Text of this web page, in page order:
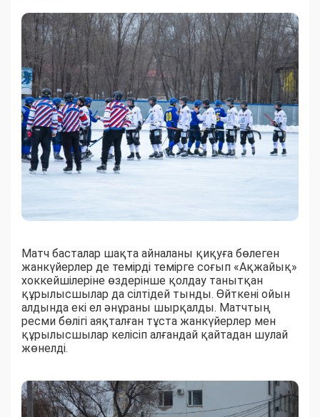
Матч басталар шақта айналаны қиқуға бөлеген
жанкүйерлер де темірді темірге соғып «Ақжайық»
хоккейшілеріне өздерінше қолдау танытқан
құрылысшылар да сілтідей тынды. Өйткені ойын
алдында екі ел әнұраны шырқалды. Матчтың
ресми бөлігі аяқталған тұста жанкүйерлер мен
құрылысшылар келісіп алғандай қайтадан шулай
жөнелді.